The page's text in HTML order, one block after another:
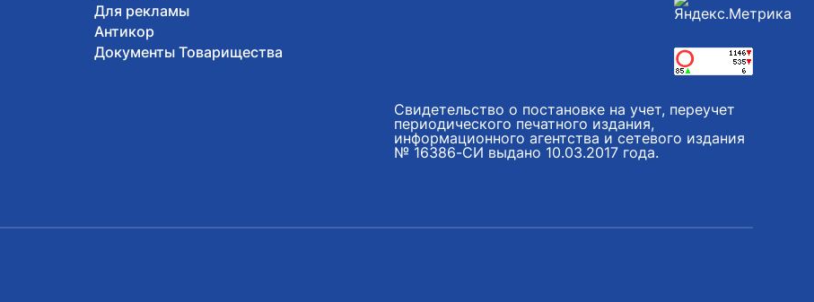
Для рекламы
Антикор
Документы Товарищества
Свидетельство о постановке на учет, переучет
периодического печатного издания,
информационного агентства и сетевого издания
№ 16386-СИ выдано 10.03.2017 года.